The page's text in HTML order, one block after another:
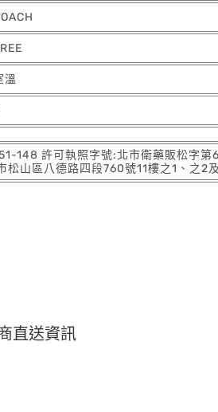
溫
148 許可執照字號:北市衛藥販松字第
松山區八德路四段760號11樓之1、之
直送資訊